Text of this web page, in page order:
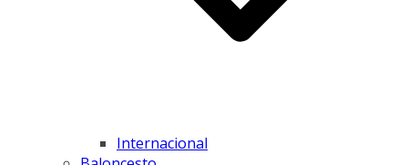
Internacional